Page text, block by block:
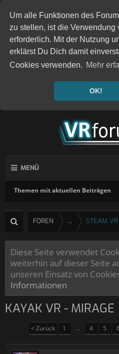
Um alle Funktionen des
zu stellen, ist die Verwendung
erforderlich. Mit der Nutzung
erklärst Du Dich damit
Cookies verwenden. Mehr
OK!
MENÜ
Themen mit aktuellen Beiträgen
FOREN ... STEAM
Diese Seite verwendet
weiterhin auf dieser Seite
unseren Einsatz von
Informationen
KAYAK VR - MIRAGE
< Zurück 1 ← 4 5